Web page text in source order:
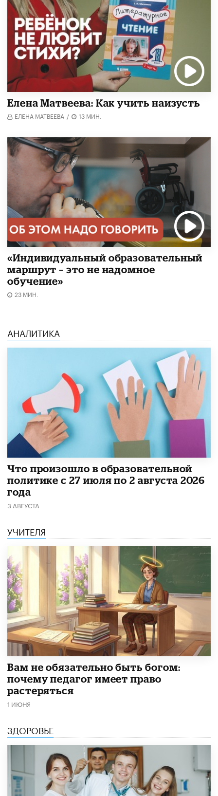
Елена Матвеева: Как учить наизусть
ЕЛЕНА МАТВЕЕВА / 13 МИН.
«Индивидуальный образовательный
маршрут – это не надомное
обучение»
23 МИН.
АНАЛИТИКА
​Что произошло в образовательной
политике с 27 июля по 2 августа 2026
года
3 АВГУСТА
УЧИТЕЛЯ
​Вам не обязательно быть богом:
почему педагог имеет право
растеряться
1 ИЮНЯ
ЗДОРОВЬЕ